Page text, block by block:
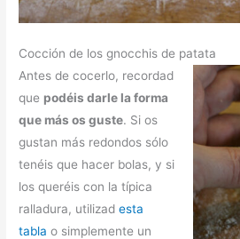
Cocción de los gnocchis de patata
Antes de cocerlo, recordad
que podéis darle la forma
que más os guste. Si os
gustan más redondos sólo
tenéis que hacer bolas, y si
los queréis con la típica
ralladura, utilizadesta
tabla o simplemente un